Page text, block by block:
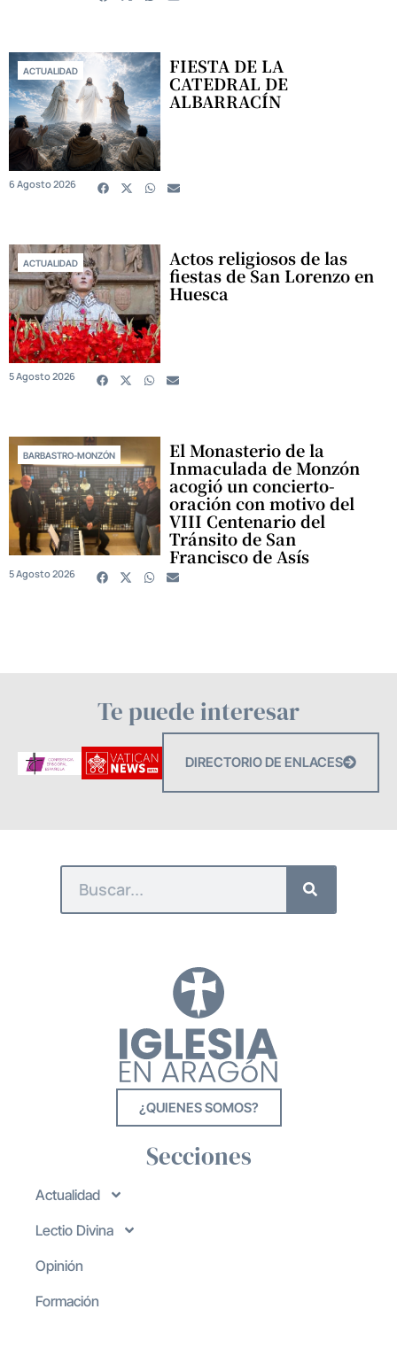
ACTUALIDAD FIESTA DE LA
CATEDRAL DE
ALBARRACÍN
6 Agosto 2026
ACTUALIDAD Actos religiosos de las
fiestas de San Lorenzo en
Huesca
5 Agosto 2026
BARBASTRO-MONZÓN El Monasterio de la
Inmaculada de Monzón
acogió un concierto-
oración con motivo del
VIII Centenario del
Tránsito de San
Francisco de Asís
5 Agosto 2026
Te puede interesar
DIRECTORIO DE ENLACES
¿QUIENES SOMOS?
Secciones
Actualidad
Lectio Divina
Opinión
Formación